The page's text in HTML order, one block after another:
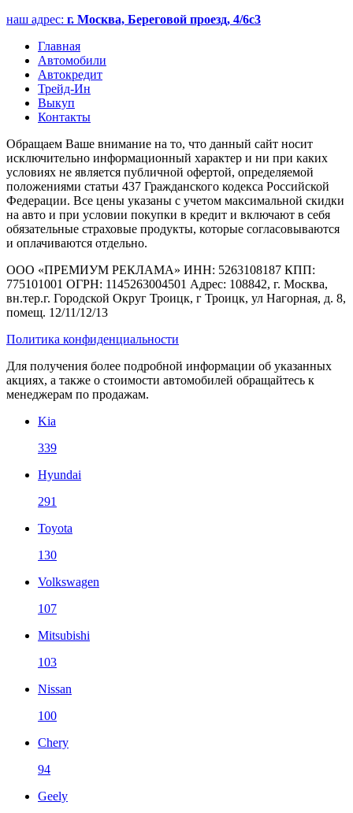
наш адрес: г. Москва, Береговой проезд, 4/6с3
Главная
Автомобили
Автокредит
Трейд-Ин
Выкуп
Контакты
Обращаем Ваше внимание на то, что данный сайт носит
исключительно информационный характер и ни при каких
условиях не является публичной офертой, определяемой
положениями статьи 437 Гражданского кодекса Российской
Федерации. Все цены указаны с учетом максимальной скидки
на авто и при условии покупки в кредит и включают в себя
обязательные страховые продукты, которые согласовываются
и оплачиваются отдельно.
ООО «ПРЕМИУМ РЕКЛАМА» ИНН: 5263108187 КПП:
775101001 ОГРН: 1145263004501 Адрес: 108842, г. Москва,
вн.тер.г. Городской Округ Троицк, г Троицк, ул Нагорная, д. 8,
помещ. 12/11/12/13
Политика конфиденциальности
Для получения более подробной информации об указанных
акциях, а также о стоимости автомобилей обращайтесь к
менеджерам по продажам.
Kia
339
Hyundai
291
Toyota
130
Volkswagen
107
Mitsubishi
103
Nissan
100
Chery
94
Geely